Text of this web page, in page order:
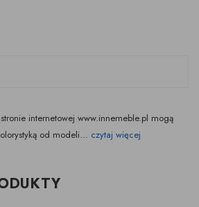
internetowej www.innemeble.pl mogą
od modeli... czytaj więcej